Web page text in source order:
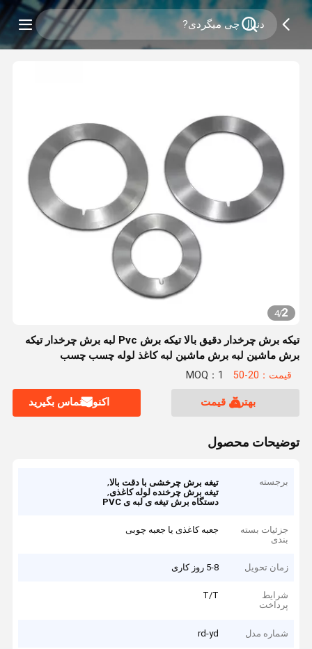
2
/
4
تیکه برش چرخدار دقیق بالا تیکه برش Pvc لبه برش چرخدار تیکه
برش ماشین لبه برش ماشین لبه کاغذ لوله چسب چسب
قیمت：20-50 MOQ：1
بهترین قیمت اکنون تماس بگیرید
توضیحات محصول
برجسته تیغه برش چرخشی با دقت بالا,
تیغه برش چرخنده لوله کاغذی,
دستگاه برش تیغه ی لبه ی PVC
جزئیات بسته
بندی
جعبه کاغذی یا جعبه چوبی
زمان تحویل 5-8 روز کاری
شرایط
پرداخت
T/T
شماره مدل rd-yd